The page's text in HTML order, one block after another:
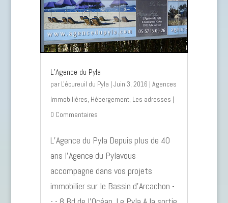
L’Agence du Pyla
par L'écureuil du Pyla | Juin 3, 2016 | Agences
Immobilières, Hébergement, Les adresses |
0 Commentaires
L’Agence du Pyla Depuis plus de 40
ans l'Agence du Pylavous
accompagne dans vos projets
immobilier sur le Bassin d'Arcachon -